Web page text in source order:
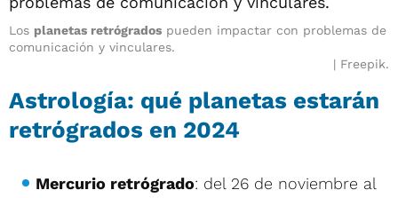
Los planetas retrógrados pueden impactar con problemas de
comunicación y vinculares.
Freepik.
Astrología: qué planetas estarán
retrógrados en 2024
Mercurio retrógrado: del 26 de noviembre al